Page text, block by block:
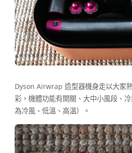
Dyson Airwrap 造型器機身走以大家
彩，機體功能有開關、大中小風段、
為冷風、低溫、高溫）。